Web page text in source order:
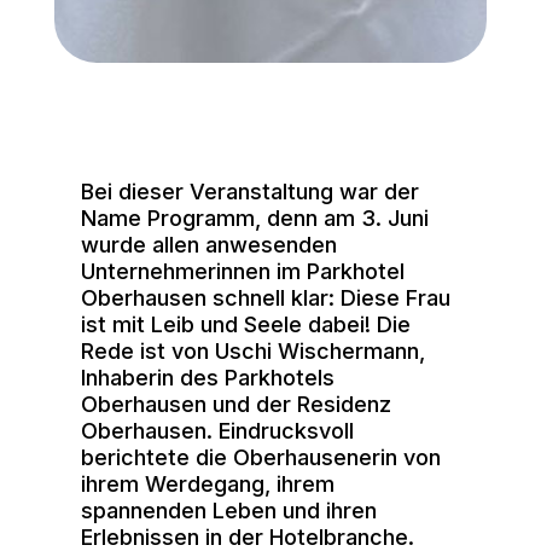
Bei dieser Veranstaltung war der
Name Programm, denn am 3. Juni
wurde allen anwesenden
Unternehmerinnen im Parkhotel
Oberhausen schnell klar: Diese Frau
ist mit Leib und Seele dabei! Die
Rede ist von Uschi Wischermann,
Inhaberin des Parkhotels
Oberhausen und der Residenz
Oberhausen. Eindrucksvoll
berichtete die Oberhausenerin von
ihrem Werdegang, ihrem
spannenden Leben und ihren
Erlebnissen in der Hotelbranche.